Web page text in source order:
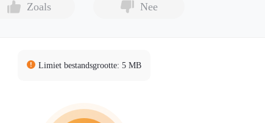
Zoals Nee
Limiet bestandsgrootte: 5 MB